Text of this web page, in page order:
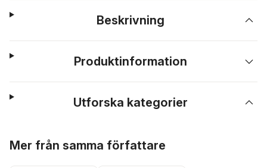
Beskrivning
Produktinformation
Utforska kategorier
Mer från samma författare